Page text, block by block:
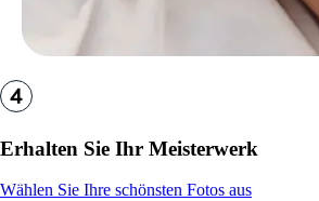
Erhalten Sie Ihr Meisterwerk
Wählen Sie Ihre schönsten Fotos aus